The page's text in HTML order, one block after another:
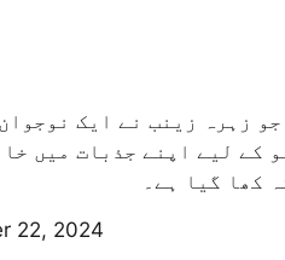
زہرہ زینب نے ایک
کے لیے اپنے جذبات میں
کھا گیا ہے۔
22, 2024